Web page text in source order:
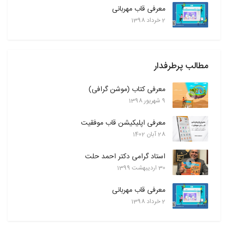
معرفی قاب مهربانی
2 خرداد 1398
مطالب پرطرفدار
معرفی کتاب (موشن گرافی)
9 شهريور 1398
معرفی اپلیکیشن قاب موفقیت
28 آبان 1402
استاد گرامی دکتر احمد حلت
30 ارديبهشت 1399
معرفی قاب مهربانی
2 خرداد 1398